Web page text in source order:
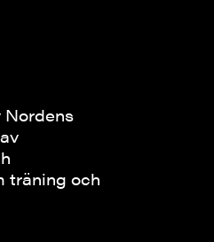
Nordens
träning och